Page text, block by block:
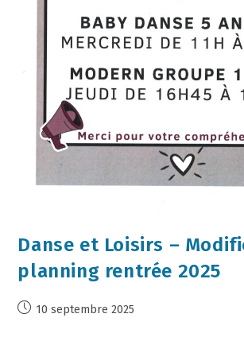
Danse et Loisirs –
planning rentrée 2025
10 septembre 2025